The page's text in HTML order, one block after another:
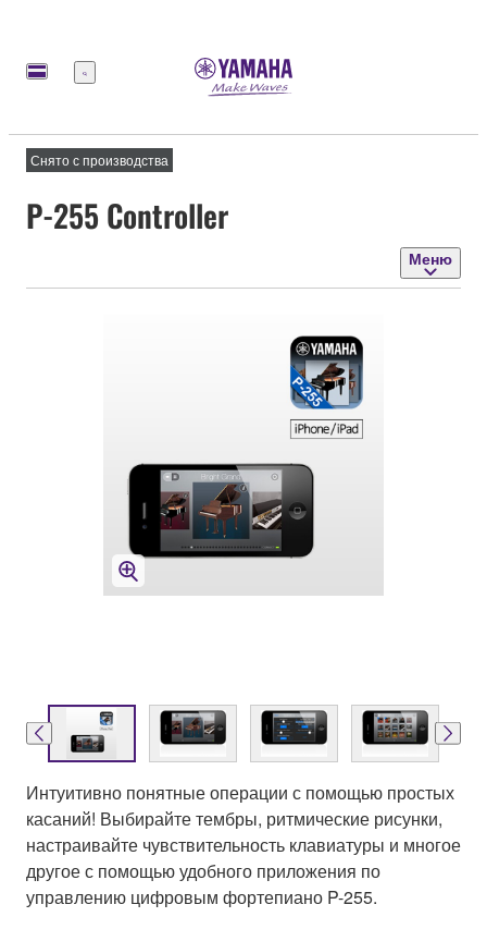
Меню
Снято с производства
P-255 Controller
Меню
Интуитивно понятные операции с помощью простых
касаний! Выбирайте тембры, ритмические рисунки,
настраивайте чувствительность клавиатуры и многое
другое с помощью удобного приложения по
управлению цифровым фортепиано P-255.